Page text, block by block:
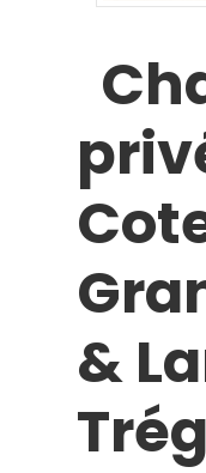
&